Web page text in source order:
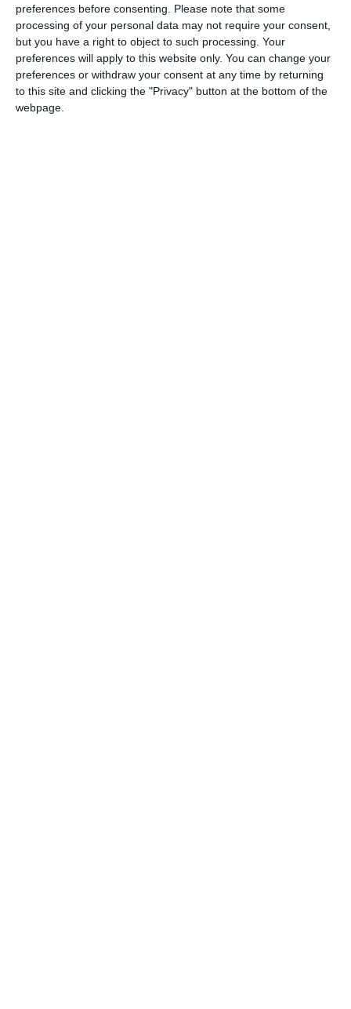
preferences before consenting.
Please note that some
processing of your personal data may not require your consent,
but you have a right to object to such processing. Your
preferences will apply to this website only. You can change your
preferences or withdraw your consent at any time by returning
to this site and clicking the "Privacy" button at the bottom of the
webpage.